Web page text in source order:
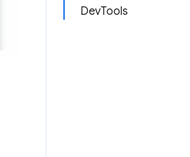
DevTools